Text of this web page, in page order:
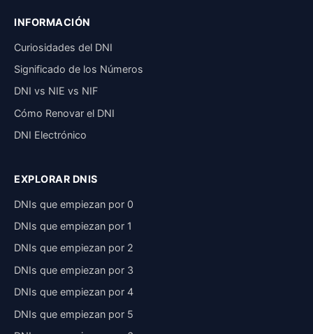
INFORMACIÓN
Curiosidades del DNI
Significado de los Números
DNI vs NIE vs NIF
Cómo Renovar el DNI
DNI Electrónico
EXPLORAR DNIS
DNIs que empiezan por 0
DNIs que empiezan por 1
DNIs que empiezan por 2
DNIs que empiezan por 3
DNIs que empiezan por 4
DNIs que empiezan por 5